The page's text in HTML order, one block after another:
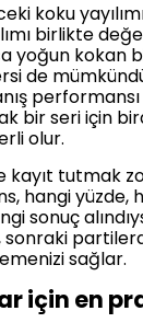
koku
birlikte
yoğun kokan
de
bir seri için
olur.
kayıt tutmak
hangi yüzde,
sonuç
sonraki
sağlar.
için en